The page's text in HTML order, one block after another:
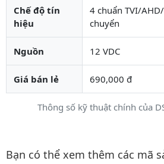
Thông số kỹ thuật chính của
Chế độ tín
hiệu
4 chuẩn TVI/
chuyển
Nguồn 12 VDC
Giá bán lẻ 690,000 đ
Danh mục liên quan
Bạn có thể xem thêm các mã